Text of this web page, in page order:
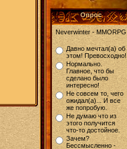
Опрос
Neverwinter - MMORPG
Давно мечтал(а) об
этом! Превосходно!
Нормально.
Главное, что бы
сделано было
интересно!
Не совсем то, чего
ожидал(а)... И все
же попробую.
Не думаю что из
этого получится
что-то достойное.
Зачем?
Бессмысленно -